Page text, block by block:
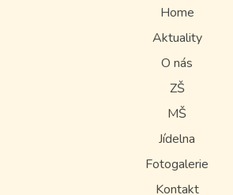
Home
Aktuality
O nás
ZŠ
MŠ
Jídelna
Fotogalerie
Kontakt